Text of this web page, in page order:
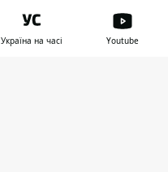
Україна на часі Youtube